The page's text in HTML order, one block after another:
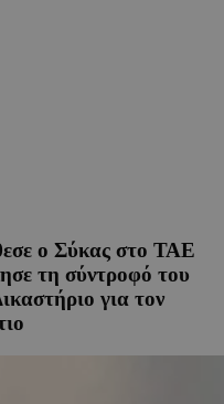
ο Σύκας στο ΤΑΕ
τη σύντροφό του
για τον